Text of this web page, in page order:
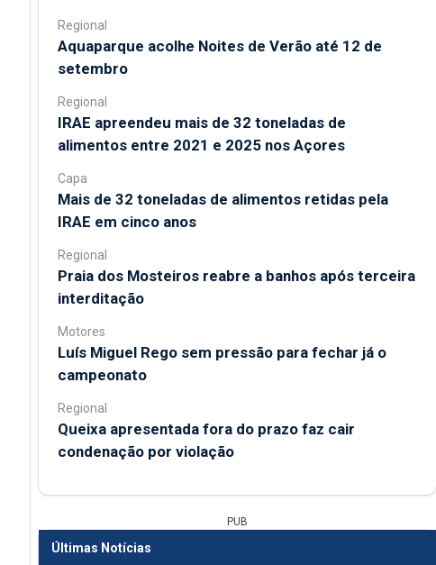
Regional
Aquaparque acolhe Noites de Verão até 12 de
setembro
Regional
IRAE apreendeu mais de 32 toneladas de
alimentos entre 2021 e 2025 nos Açores
Capa
Mais de 32 toneladas de alimentos retidas pela
IRAE em cinco anos
Regional
Praia dos Mosteiros reabre a banhos após terceira
interditação
Motores
Luís Miguel Rego sem pressão para fechar já o
campeonato
Regional
Queixa apresentada fora do prazo faz cair
condenação por violação
PUB
Últimas Notícias